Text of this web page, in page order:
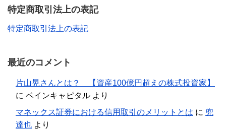
特定商取引法上の表記
特定商取引法上の表記
最近のコメント
片山晃さんとは？ 【資産100億円超えの株式投資家】
に ベインキャピタル より
マネックス証券における信用取引のメリットとは に 兜
達也 より